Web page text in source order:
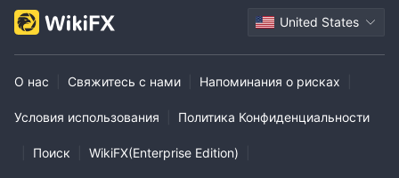
United States
О нас Свяжитесь с нами Напоминания о рисках
Условия использования Политика Конфиденциальности
Поиск WikiFX(Enterprise Edition)